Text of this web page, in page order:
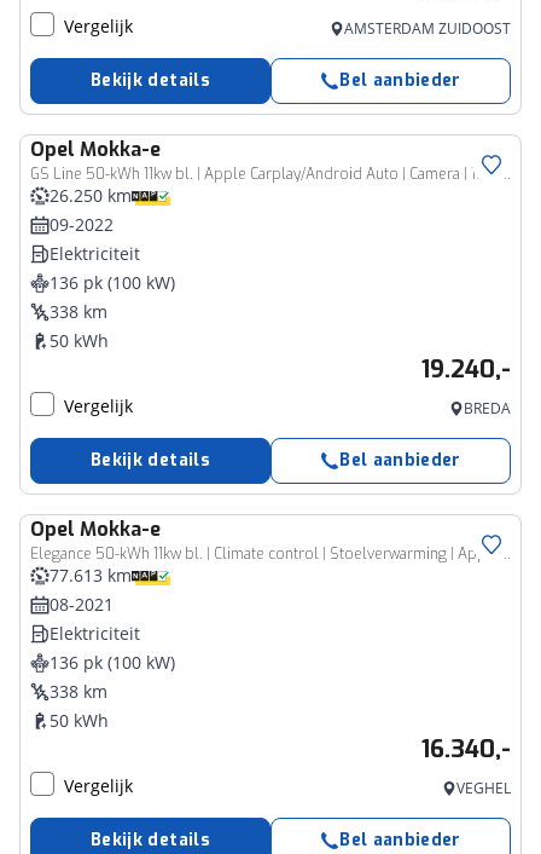
Vergelijk AMSTERDAM ZUIDOOST
Bekijk details Bel aanbieder
Opel Mokka-e
GS Line 50-kWh 11kw bl. | Apple Carplay/Android Auto | Camera | 18" Tricolor velgen
26.250 km
09-2022
Elektriciteit
136 pk (100 kW)
338 km
50 kWh
19.240,-
Vergelijk BREDA
Bekijk details Bel aanbieder
Opel Mokka-e
Elegance 50-kWh 11kw bl. | Climate control | Stoelverwarming | Apple Carplay/Android Auto
77.613 km
08-2021
Elektriciteit
136 pk (100 kW)
338 km
50 kWh
16.340,-
Vergelijk VEGHEL
Bekijk details Bel aanbieder